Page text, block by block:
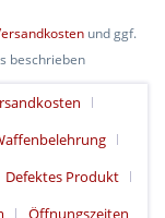
und ggf.
beschrieben
Defektes Produkt
Öffnungszeiten